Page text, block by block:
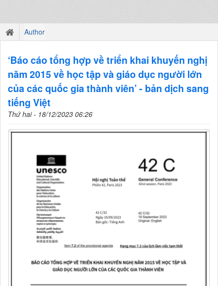
Author
‘Báo cáo tổng hợp về triển khai khuyến nghị
năm 2015 về học tập và giáo dục người lớn
của các quốc gia thành viên’ - bản dịch sang
tiếng Việt
Thứ hai - 18/12/2023 06:26